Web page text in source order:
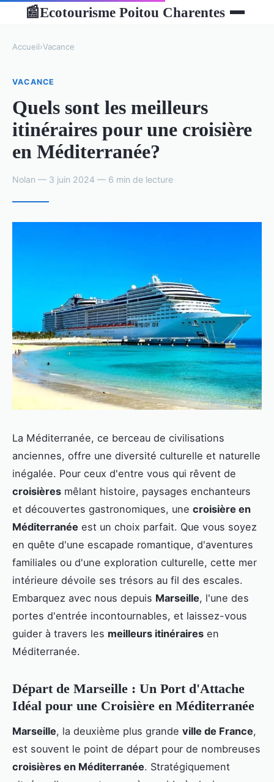
📰Ecotourisme Poitou Charentes
Accueil›Vacance
VACANCE
Quels sont les meilleurs
itinéraires pour une croisière
en Méditerranée?
Nolan — 3 juin 2024 — 6 min de lecture
La Méditerranée, ce berceau de civilisations
anciennes, offre une diversité culturelle et naturelle
inégalée. Pour ceux d'entre vous qui rêvent de
croisières mêlant histoire, paysages enchanteurs
et découvertes gastronomiques, une croisière en
Méditerranée est un choix parfait. Que vous soyez
en quête d'une escapade romantique, d'aventures
familiales ou d'une exploration culturelle, cette mer
intérieure dévoile ses trésors au fil des escales.
Embarquez avec nous depuis Marseille, l'une des
portes d'entrée incontournables, et laissez-vous
guider à travers les meilleurs itinéraires en
Méditerranée.
Départ de Marseille : Un Port d'Attache
Idéal pour une Croisière en Méditerranée
Marseille, la deuxième plus grande ville de France,
est souvent le point de départ pour de nombreuses
croisières en Méditerranée. Stratégiquement